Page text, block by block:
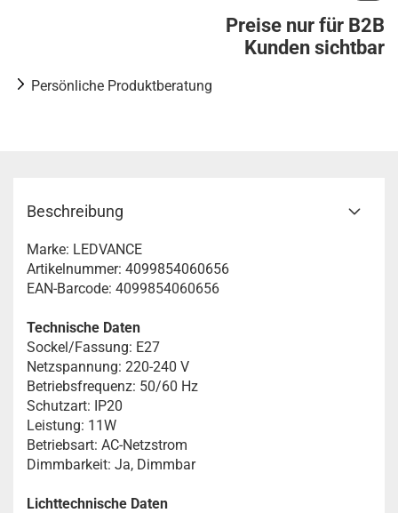
Preise nur für B2B
Kunden sichtbar
Persönliche Produktberatung
Beschreibung
Marke: LEDVANCE
Artikelnummer: 4099854060656
EAN-Barcode: 4099854060656
Technische Daten
Sockel/Fassung: E27
Netzspannung: 220-240 V
Betriebsfrequenz: 50/60 Hz
Schutzart: IP20
Leistung: 11W
Betriebsart: AC-Netzstrom
Dimmbarkeit: Ja, Dimmbar
Lichttechnische Daten